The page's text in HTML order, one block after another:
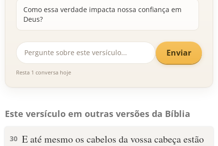
Como essa verdade impacta nossa confiança em
Deus?
Enviar
Resta 1 conversa hoje
Este versículo em outras versões da Bíblia
30 E até mesmo os cabelos da vossa cabeça estão